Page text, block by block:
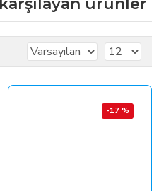
ürünler
-17 %